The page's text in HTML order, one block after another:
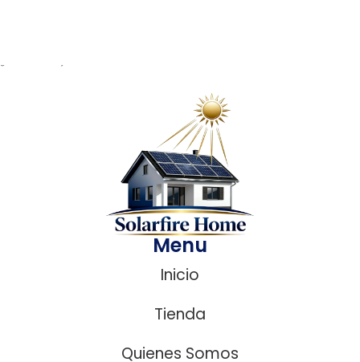
Menu
Inicio
Tienda
Quienes Somos